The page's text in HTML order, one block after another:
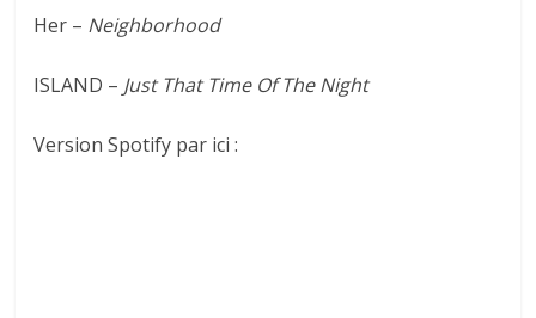
Her – Neighborhood
ISLAND – Just That Time Of The Night
Version Spotify par ici :